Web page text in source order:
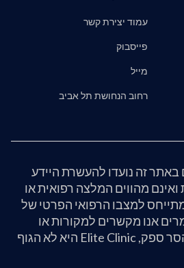
עמוד יצירת קשר
פייסבוק
מייל
רחוב הנחושת תל אביב
זה נועדו להעשרת היידע
מהווים המלצה רפואית או
למצבו הרפואי הפרטי של
אנו מקשרים למקורות או
למומחים, אולם למען הסר ספק, Elite Clinic היא לא הגוף